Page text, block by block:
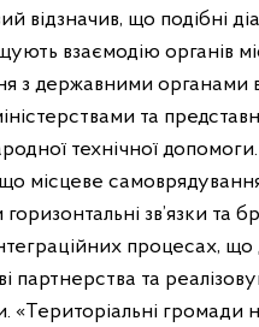
відзначив, що подібні
взаємодію органів
з державними органами
та
технічної допомоги.
місцеве
зв’язки та
процесах, що
партнерства та
«Територіальні громади